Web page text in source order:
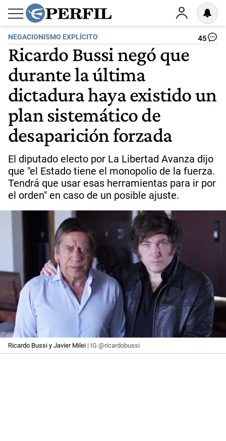
NEGACIONISMO EXPLÍCITO 45
Ricardo Bussi negó que
durante la última
dictadura haya existido un
plan sistemático de
desaparición forzada
El diputado electo por La Libertad Avanza dijo
que "el Estado tiene el monopolio de la fuerza.
Tendrá que usar esas herramientas para ir por
el orden" en caso de un posible ajuste.
Ricardo Bussi y Javier Milei | IG @ricardobussi